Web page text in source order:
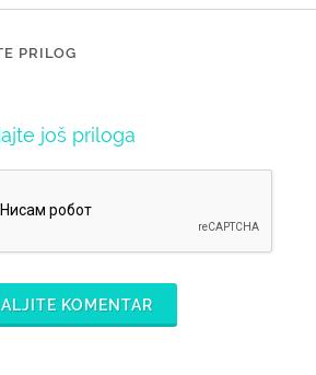
PRILOG
još priloga
KOMENTAR